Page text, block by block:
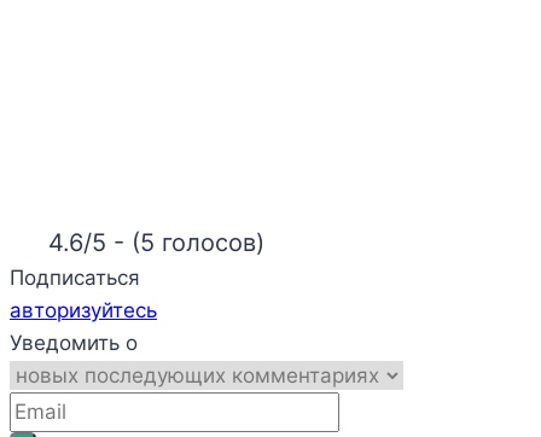
4.6/5 - (5 голосов)
Подписаться
авторизуйтесь
Уведомить о